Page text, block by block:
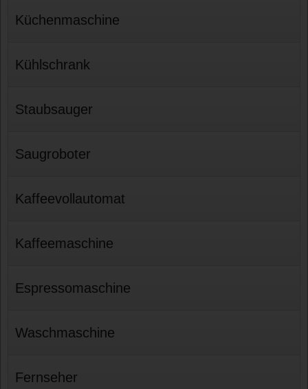
Küchenmaschine
Kühlschrank
Staubsauger
Saugroboter
Kaffeevollautomat
Kaffeemaschine
Espressomaschine
Waschmaschine
Fernseher